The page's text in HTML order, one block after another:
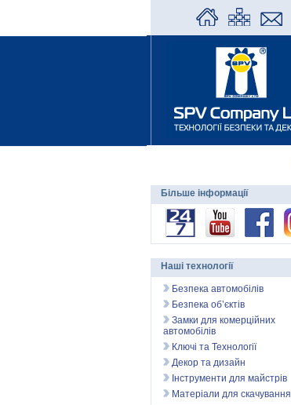
Більше інформації
Наші технології
Безпека автомобілів
Безпека об’єктів
Замки для комерційних
автомобілів
Ключі та Технології
Декор та дизайн
Інструменти для майстрів
Матеріали для скачування